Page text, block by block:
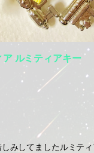
ア ルミティアキー
みしてましたルミティ